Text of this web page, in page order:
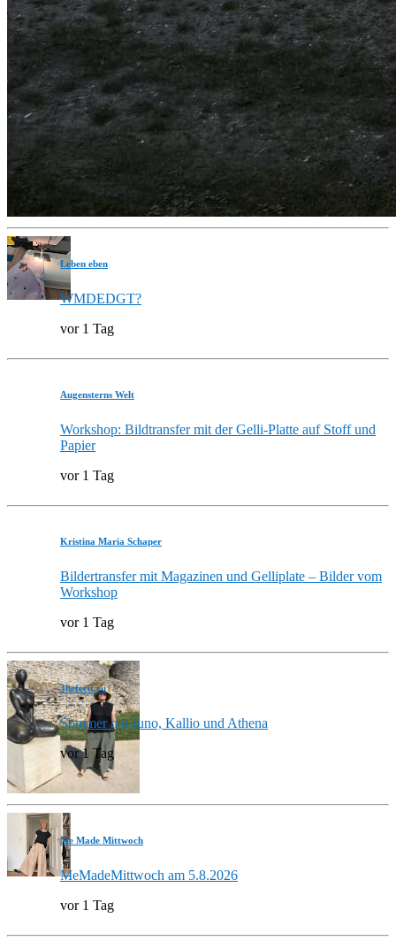
Leben eben
WMDEDGT?
vor 1 Tag
Augensterns Welt
Workshop: Bildtransfer mit der Gelli-Platte auf Stoff und
Papier
vor 1 Tag
Kristina Maria Schaper
Bildertransfer mit Magazinen und Gelliplate – Bilder vom
Workshop
vor 1 Tag
3hefecit.eu
Sommer mit Juno, Kallio und Athena
vor 1 Tag
Me Made Mittwoch
MeMadeMittwoch am 5.8.2026
vor 1 Tag